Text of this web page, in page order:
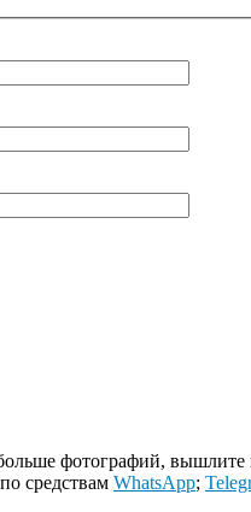
фотографий,
средствам WhatsApp;